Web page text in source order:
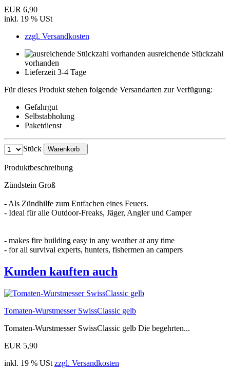
EUR 6,90
inkl. 19 % USt
zzgl. Versandkosten
ausreichende Stückzahl
vorhanden
Lieferzeit 3-4 Tage
Für dieses Produkt stehen folgende Versandarten zur Verfügung:
Gefahrgut
Selbstabholung
Paketdienst
Stück Warenkorb
Produktbeschreibung
Zündstein Groß
- Als Zündhilfe zum Entfachen eines Feuers.
- Ideal für alle Outdoor-Freaks, Jäger, Angler und Camper
- makes fire building easy in any weather at any time
- for all survival experts, hunters, fishermen an campers
Kunden kauften auch
Tomaten-Wurstmesser SwissClassic gelb
Tomaten-Wurstmesser SwissClassic gelb Die begehrten...
EUR 5,90
inkl. 19 % USt zzgl. Versandkosten